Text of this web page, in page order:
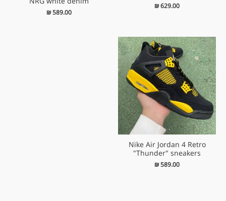
₪629.00
₪589.00
Nike Air Jordan 4 Retro
"Thunder" sneakers
₪589.00